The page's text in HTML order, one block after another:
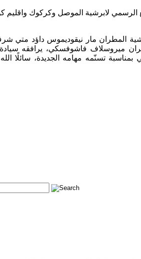
الرسمي لابرشية الموصل وكركوك واقليم
المطران مار نيقوديموس داؤد متي
ميروسلاف فاشوفسكي، يرافقه
بمناسبة تسنّمه مهامه الجديدة، سائلًا